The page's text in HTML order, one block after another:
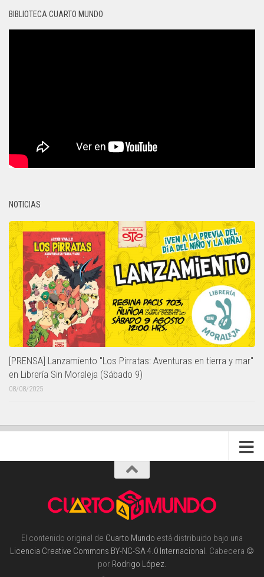
BIBLIOTECA CUARTO MUNDO
NOTICIAS
[PRENSA] Lanzamiento "Los Pirratas: Aventuras en tierra y mar"
en Librería Sin Moraleja (Sábado 9)
08/08/2025
El contenido original de Cuarto Mundo está distribuido bajo una
Licencia Creative Commons BY-NC-SA 4.0 Internacional. Cabecera ©
por Rodrigo López.